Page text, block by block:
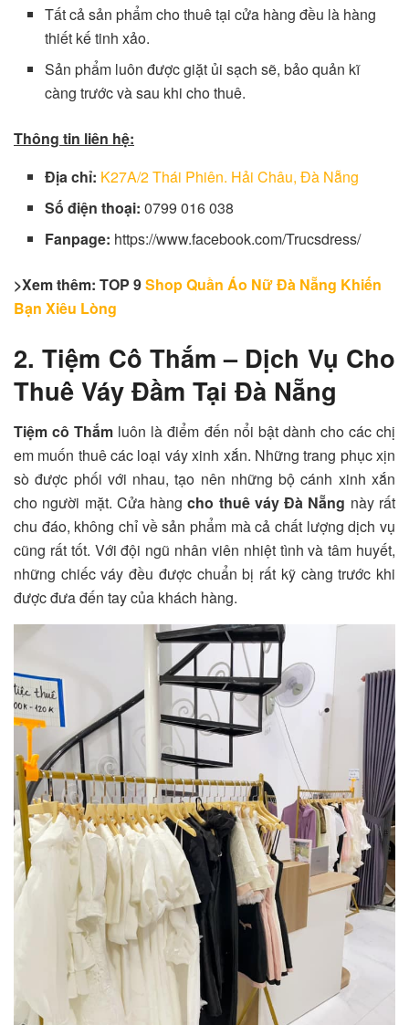
Tất cả sản phẩm cho thuê tại cửa hàng đều là hàng
thiết kế tinh xảo.
Sản phẩm luôn được giặt ủi sạch sẽ, bảo quản kĩ
càng trước và sau khi cho thuê.
Thông tin liên hệ:
Địa chỉ: K27A/2 Thái Phiên. Hải Châu, Đà Nẵng
Số điện thoại:0799 016 038
Fanpage: https://www.facebook.com/Trucsdress/
>Xem thêm: TOP 9Shop Quần Áo Nữ Đà Nẵng Khiến
Bạn Xiêu Lòng
2. Tiệm Cô Thắm – Dịch Vụ Cho
Thuê Váy Đầm Tại Đà Nẵng
Tiệm cô Thắm luôn là điểm đến nổi bật dành cho các chị
em muốn thuê các loại váy xinh xắn. Những trang phục xịn
sò được phối với nhau, tạo nên những bộ cánh xinh xắn
cho người mặt. Cửa hàngcho thuê váy Đà Nẵng này rất
chu đáo, không chỉ về sản phẩm mà cả chất lượng dịch vụ
cũng rất tốt. Với đội ngũ nhân viên nhiệt tình và tâm huyết,
những chiếc váy đều được chuẩn bị rất kỹ càng trước khi
được đưa đến tay của khách hàng.